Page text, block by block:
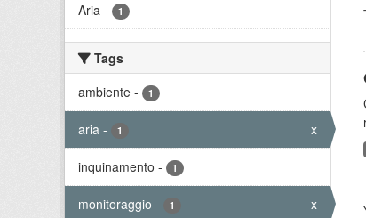
Aria - 1
Tags
ambiente - 1
aria - 1 x
inquinamento - 1
monitoraggio - 1 x